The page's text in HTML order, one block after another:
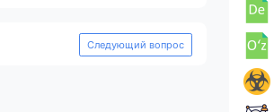
Следующий вопрос